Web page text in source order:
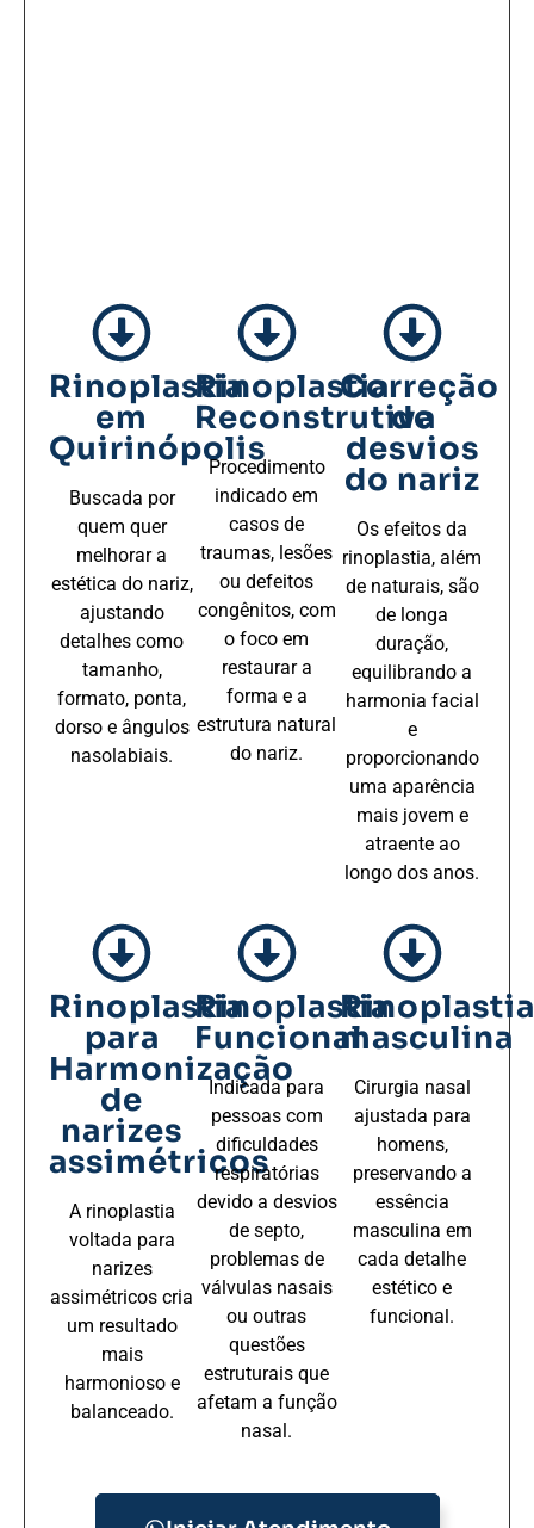
Rinoplastia
em
Quirinópolis
Buscada por
quem quer
melhorar a
estética do nariz,
ajustando
detalhes como
tamanho,
formato, ponta,
dorso e ângulos
nasolabiais.
Rinoplastia
Reconstrutiva
Procedimento
indicado em
casos de
traumas, lesões
ou defeitos
congênitos, com
o foco em
restaurar a
forma e a
estrutura natural
do nariz.
Correção
de
desvios
do nariz
Os efeitos da
rinoplastia, além
de naturais, são
de longa
duração,
equilibrando a
harmonia facial
e
proporcionando
uma aparência
mais jovem e
atraente ao
longo dos anos.
Rinoplastia
para
Harmonização
de
narizes
assimétricos
A rinoplastia
voltada para
narizes
assimétricos cria
um resultado
mais
harmonioso e
balanceado.
Rinoplastia
Funcional
Indicada para
pessoas com
dificuldades
respiratórias
devido a desvios
de septo,
problemas de
válvulas nasais
ou outras
questões
estruturais que
afetam a função
nasal.
Rinoplastia
masculina
Cirurgia nasal
ajustada para
homens,
preservando a
essência
masculina em
cada detalhe
estético e
funcional.